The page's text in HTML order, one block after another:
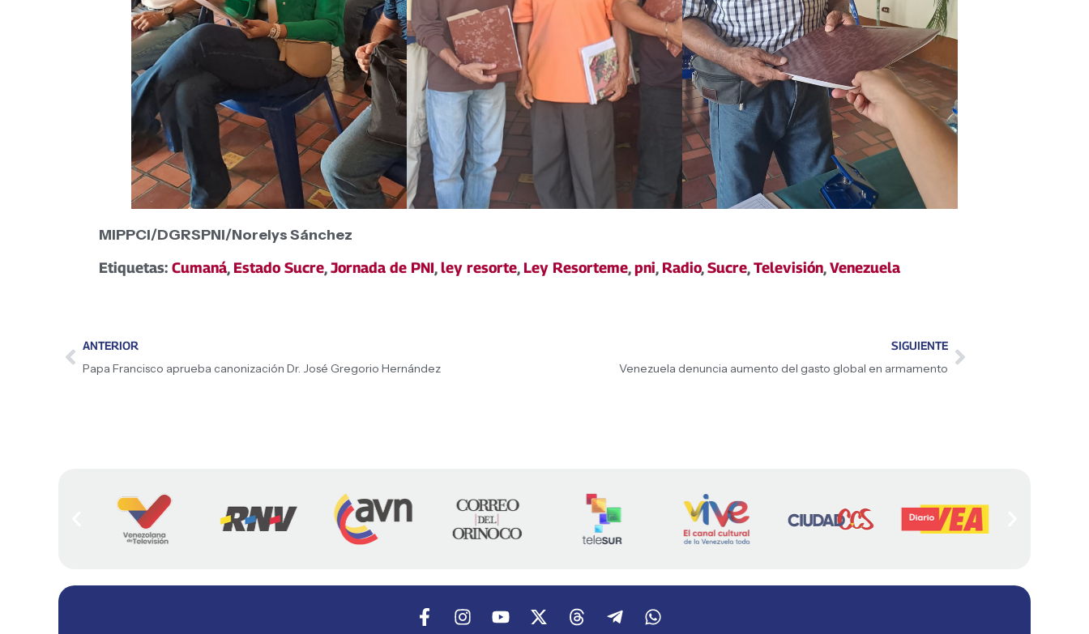
MIPPCI/DGRSPNI/Norelys Sánchez
Etiquetas: Cumaná, Estado Sucre,Jornada de PNI,ley resorte, Ley Resorteme,pni, Radio,Sucre,Televisión,Venezuela
ANTERIOR
Papa Francisco aprueba canonización Dr. José Gregorio Hernández
SIGUIENTE
Venezuela denuncia aumento del gasto global en armamento